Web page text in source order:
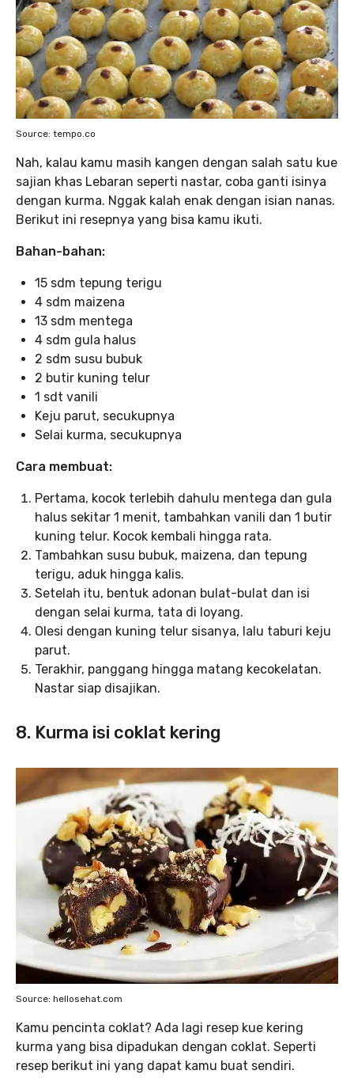
Source: tempo.co
Nah, kalau kamu masih kangen dengan salah satu kue
sajian khas Lebaran seperti nastar, coba ganti isinya
dengan kurma. Nggak kalah enak dengan isian nanas.
Berikut ini resepnya yang bisa kamu ikuti.
Bahan-bahan:
15 sdm tepung terigu
4 sdm maizena
13 sdm mentega
4 sdm gula halus
2 sdm susu bubuk
2 butir kuning telur
1 sdt vanili
Keju parut, secukupnya
Selai kurma, secukupnya
Cara membuat:
Pertama, kocok terlebih dahulu mentega dan gula
halus sekitar 1 menit, tambahkan vanili dan 1 butir
kuning telur. Kocok kembali hingga rata.
Tambahkan susu bubuk, maizena, dan tepung
terigu, aduk hingga kalis.
Setelah itu, bentuk adonan bulat-bulat dan isi
dengan selai kurma, tata di loyang.
Olesi dengan kuning telur sisanya, lalu taburi keju
parut.
Terakhir, panggang hingga matang kecokelatan.
Nastar siap disajikan.
8. Kurma isi coklat kering
Source: hellosehat.com
Kamu pencinta coklat? Ada lagi resep kue kering
kurma yang bisa dipadukan dengan coklat. Seperti
resep berikut ini yang dapat kamu buat sendiri.